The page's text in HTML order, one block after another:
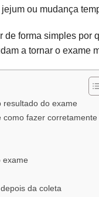
ou mudança
de forma simples
a tornar o exame
resultado do exame
fazer corretamente
exame
da coleta